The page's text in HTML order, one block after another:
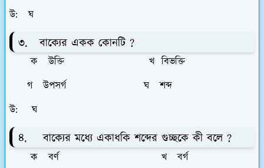
উ: ঘ
৩. বাক্যের একক কোনটি ?
ক উক্তি খ বিভক্তি
গ উপসর্গ ঘ শব্দ
উ: ঘ
৪. বাক্যের মধ্যে একাধকি শব্দের গুচ্ছকে কী বলে ?
ক বর্ণ খ বর্গ